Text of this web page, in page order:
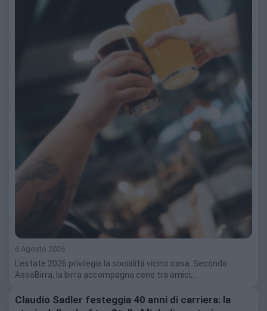
6 Agosto 2026
L'estate 2026 privilegia la socialità vicino casa. Secondo
AssoBirra, la birra accompagna cene tra amici,…
Claudio Sadler festeggia 40 anni di carriera: la